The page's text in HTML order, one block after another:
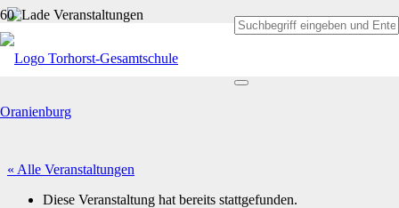
« Alle Veranstaltungen
Diese Veranstaltung hat bereits stattgefunden.